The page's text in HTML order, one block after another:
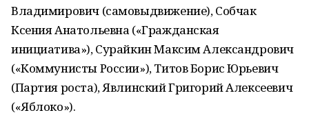
Владимирович (самовыдвижение), Собчак
Ксения Анатольевна («Гражданская
инициатива»), Сурайкин Максим Александрович
(«Коммунисты России»), Титов Борис Юрьевич
(Партия роста), Явлинский Григорий Алексеевич
(«Яблоко»).